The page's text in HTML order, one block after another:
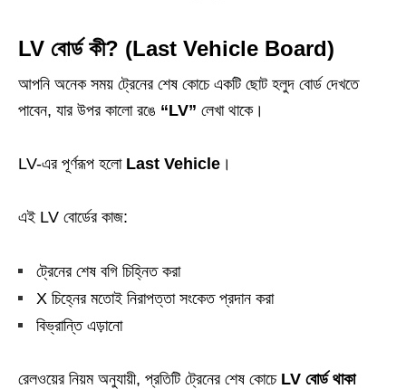
LV বোর্ড কী? (Last Vehicle Board)
আপনি অনেক সময় ট্রেনের শেষ কোচে একটি ছোট হলুদ বোর্ড দেখতে
পাবেন, যার উপর কালো রঙে “LV” লেখা থাকে।
LV-এর পূর্ণরূপ হলো Last Vehicle ।
এই LV বোর্ডের কাজ:
ট্রেনের শেষ বগি চিহ্নিত করা
X চিহ্নের মতোই নিরাপত্তা সংকেত প্রদান করা
বিভ্রান্তি এড়ানো
রেলওয়ের নিয়ম অনুযায়ী, প্রতিটি ট্রেনের শেষ কোচে LV বোর্ড থাকা